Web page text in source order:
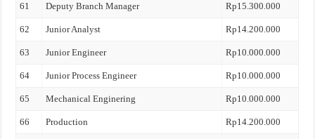
61 Deputy Branch Manager Rp15.300.000
62 Junior Analyst Rp14.200.000
63 Junior Engineer Rp10.000.000
64 Junior Process Engineer Rp10.000.000
65 Mechanical Enginering Rp10.000.000
66 Production Rp14.200.000